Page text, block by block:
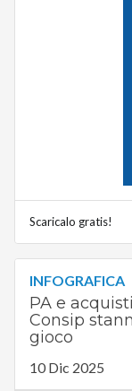
Scaricalo gratis!
INFOGRAFICA
PA e
Consip
gioco
10 Dic 2025